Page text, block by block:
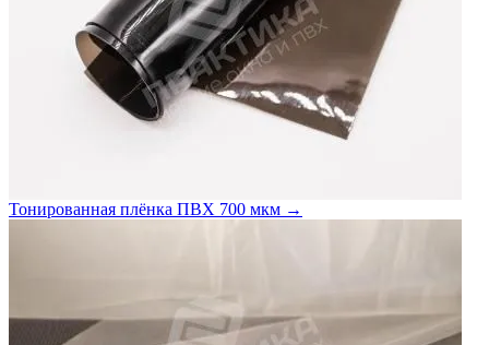
Тонированная плёнка ПВХ 700 мкм →